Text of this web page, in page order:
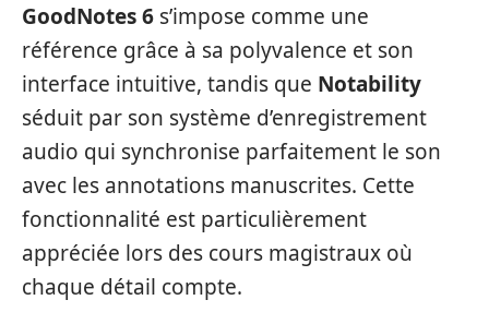
GoodNotes 6 s’impose comme une
référence grâce à sa polyvalence et son
interface intuitive, tandis que Notability
séduit par son système d’enregistrement
audio qui synchronise parfaitement le son
avec les annotations manuscrites. Cette
fonctionnalité est particulièrement
appréciée lors des cours magistraux où
chaque détail compte.